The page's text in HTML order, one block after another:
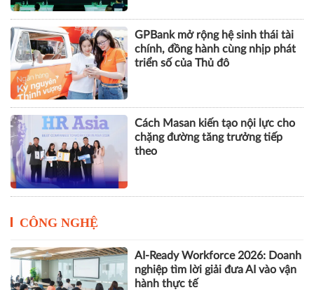
GPBank mở rộng hệ sinh thái tài
chính, đồng hành cùng nhịp phát
triển số của Thủ đô
Cách Masan kiến tạo nội lực cho
chặng đường tăng trưởng tiếp
theo
CÔNG NGHỆ
AI-Ready Workforce 2026: Doanh
nghiệp tìm lời giải đưa AI vào vận
hành thực tế